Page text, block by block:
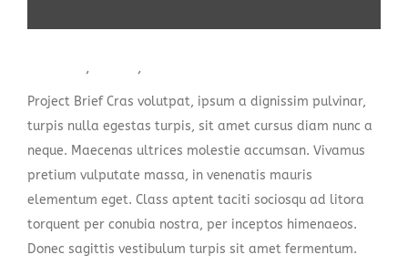
, ,
Project Brief Cras volutpat, ipsum a dignissim pulvinar,
turpis nulla egestas turpis, sit amet cursus diam nunc a
neque. Maecenas ultrices molestie accumsan. Vivamus
pretium vulputate massa, in venenatis mauris
elementum eget. Class aptent taciti sociosqu ad litora
torquent per conubia nostra, per inceptos himenaeos.
Donec sagittis vestibulum turpis sit amet fermentum.